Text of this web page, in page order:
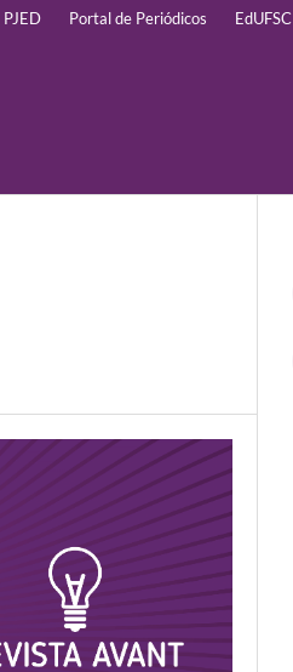
PJED Portal de Periódicos EdUFSC